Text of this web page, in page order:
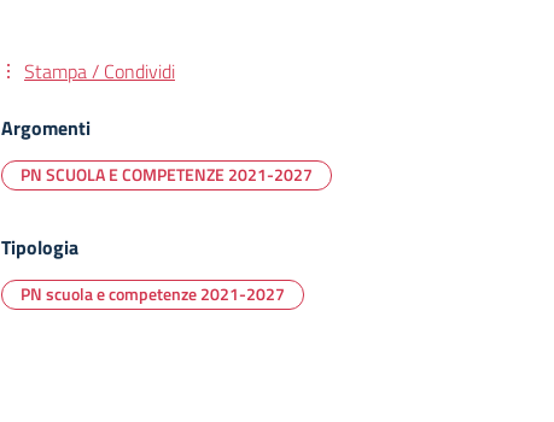
Stampa / Condividi
Argomenti
PN SCUOLA E COMPETENZE 2021-2027
Tipologia
PN scuola e competenze 2021-2027